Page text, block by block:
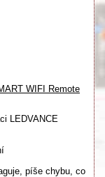
WIFI Remote
LEDVANCE
píše chybu, co